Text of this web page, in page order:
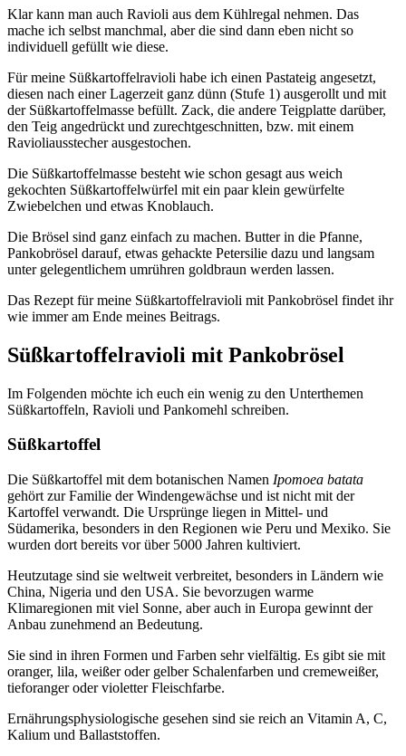
Klar kann man auch Ravioli aus dem Kühlregal nehmen. Das
mache ich selbst manchmal, aber die sind dann eben nicht so
individuell gefüllt wie diese.
Für meine Süßkartoffelravioli habe ich einen Pastateig angesetzt,
diesen nach einer Lagerzeit ganz dünn (Stufe 1) ausgerollt und mit
der Süßkartoffelmasse befüllt. Zack, die andere Teigplatte darüber,
den Teig angedrückt und zurechtgeschnitten, bzw. mit einem
Ravioliausstecher ausgestochen.
Die Süßkartoffelmasse besteht wie schon gesagt aus weich
gekochten Süßkartoffelwürfel mit ein paar klein gewürfelte
Zwiebelchen und etwas Knoblauch.
Die Brösel sind ganz einfach zu machen. Butter in die Pfanne,
Pankobrösel darauf, etwas gehackte Petersilie dazu und langsam
unter gelegentlichem umrühren goldbraun werden lassen.
Das Rezept für meine Süßkartoffelravioli mit Pankobrösel findet ihr
wie immer am Ende meines Beitrags.
Süßkartoffelravioli mit Pankobrösel
Im Folgenden möchte ich euch ein wenig zu den Unterthemen
Süßkartoffeln, Ravioli und Pankomehl schreiben.
Süßkartoffel
Die Süßkartoffel mit dem botanischen Namen Ipomoea batata
gehört zur Familie der Windengewächse und ist nicht mit der
Kartoffel verwandt. Die Ursprünge liegen in Mittel- und
Südamerika, besonders in den Regionen wie Peru und Mexiko. Sie
wurden dort bereits vor über 5000 Jahren kultiviert.
Heutzutage sind sie weltweit verbreitet, besonders in Ländern wie
China, Nigeria und den USA. Sie bevorzugen warme
Klimaregionen mit viel Sonne, aber auch in Europa gewinnt der
Anbau zunehmend an Bedeutung.
Sie sind in ihren Formen und Farben sehr vielfältig. Es gibt sie mit
oranger, lila, weißer oder gelber Schalenfarben und cremeweißer,
tieforanger oder violetter Fleischfarbe.
Ernährungsphysiologische gesehen sind sie reich an Vitamin A, C,
Kalium und Ballaststoffen.